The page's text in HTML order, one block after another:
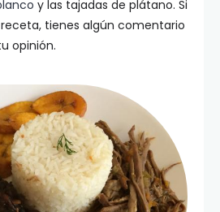
y las tajadas de plátano. Si
tienes algún comentario
opinión.